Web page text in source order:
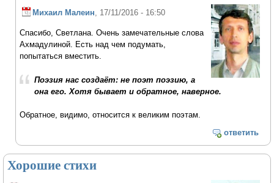
Михаил Малеин, 17/11/2016 - 16:50
Спасибо, Светлана. Очень замечательные слова
Ахмадулиной. Есть над чем подумать,
попытаться вместить.
Поэзия нас создаёт: не поэт поэзию, а
она его. Хотя бывает и обратное, наверное.
Обратное, видимо, относится к великим поэтам.
ответить
Хорошие стихи